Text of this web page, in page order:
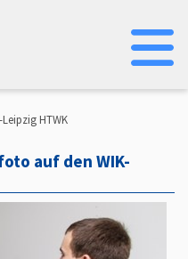
HTWK
auf den WIK-